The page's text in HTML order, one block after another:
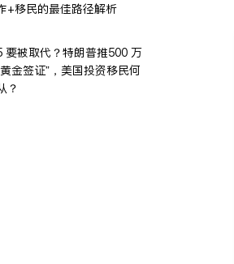
+移民的最佳路径解析
被取代？特朗普推500 万
金签证”，美国投资移民何
？